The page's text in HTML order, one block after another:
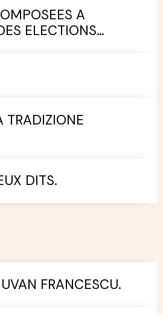
A
ELECTIONS
TRADIZIONE
DITS.
FRANCESCU.